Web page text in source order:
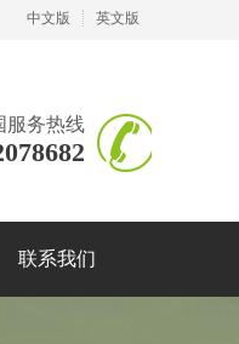
中文版 英文版
服务热线
联系我们